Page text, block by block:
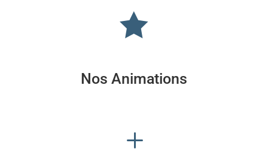

Nos Animations
L